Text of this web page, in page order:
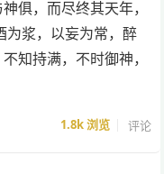
俱，而尽终其天年，
为浆，以妄为常，醉
知持满，不时御神，
1.8k浏览 评论